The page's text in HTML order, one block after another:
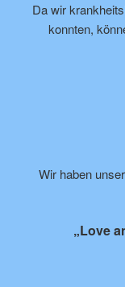
Da wir
konnten,
Wir haben
„Love